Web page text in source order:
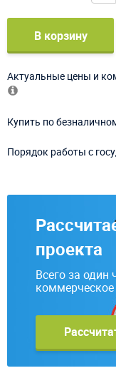
В корзину
Актуальные цены и
Купить по
Порядок работы с
проекта
Всего за один